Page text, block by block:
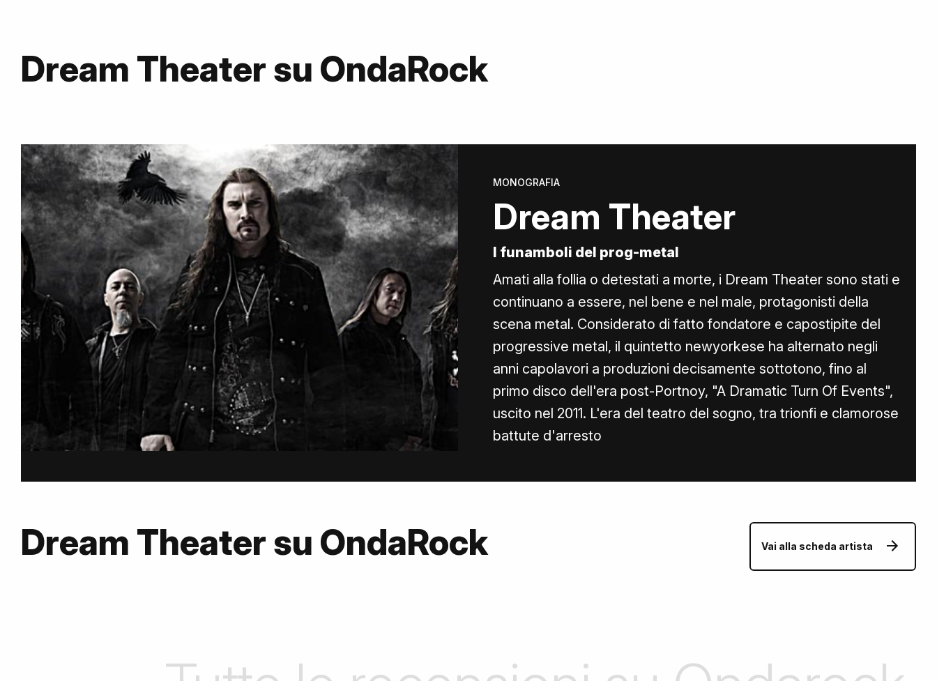
Dream Theater su OndaRock
MONOGRAFIA
Dream Theater
I funamboli del prog-metal
Amati alla follia o detestati a morte, i Dream Theater sono stati e
continuano a essere, nel bene e nel male, protagonisti della
scena metal. Considerato di fatto fondatore e capostipite del
progressive metal, il quintetto newyorkese ha alternato negli
anni capolavori a produzioni decisamente sottotono, fino al
primo disco dell'era post-Portnoy, "A Dramatic Turn Of Events",
uscito nel 2011. L'era del teatro del sogno, tra trionfi e clamorose
battute d'arresto
Dream Theater su OndaRock Vai alla scheda artista